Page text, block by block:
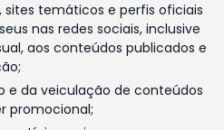
sites temáticos e perfis oficiais
nas redes sociais, inclusive
aos conteúdos publicados e
e da veiculação de conteúdos
promocional;